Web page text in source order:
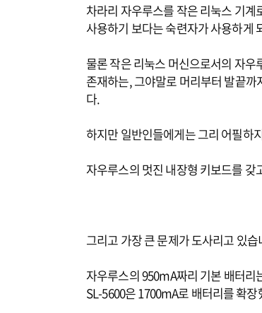
차라리 자우루스를 작은 리눅스 기
사용하기 보다는 숙련자가 사용하게
물론 작은 리눅스 머신으로서의 자우
존재하는, 그야말로 머리부터 발끝
다.
하지만 일반인들에게는 그리 어필하
자우루스의 멋진 내장형 키보드를
그리고 가장 큰 문제가 도사리고 있
자우루스의 950mA짜리 기본 배터리
SL-5600은 1700mA로 배터리를 확